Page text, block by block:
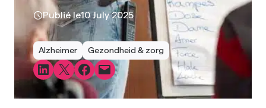
Publié le10 July 2025
Alzheimer Gezondheid & zorg
Share on LinkedIn
Share on X Share on Facebook
Email this Page